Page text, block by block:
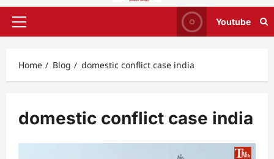
Youtube
Home Blog domestic conflict case india
domestic conflict case india